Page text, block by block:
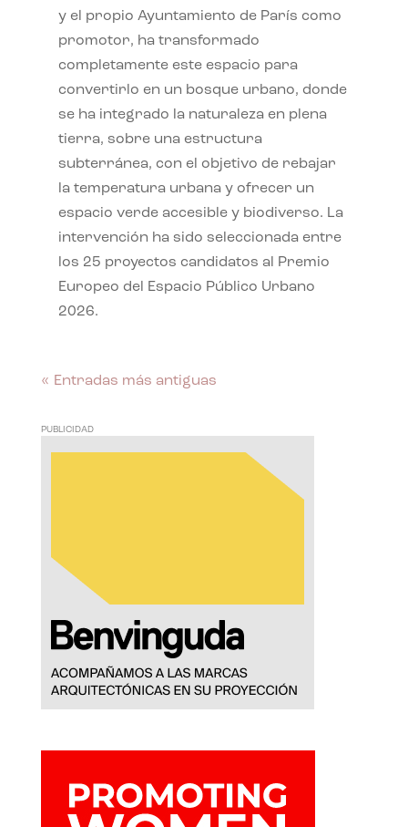
y el propio Ayuntamiento de París como
promotor, ha transformado
completamente este espacio para
convertirlo en un bosque urbano, donde
se ha integrado la naturaleza en plena
tierra, sobre una estructura
subterránea, con el objetivo de rebajar
la temperatura urbana y ofrecer un
espacio verde accesible y biodiverso. La
intervención ha sido seleccionada entre
los 25 proyectos candidatos al Premio
Europeo del Espacio Público Urbano
2026.
« Entradas más antiguas
PUBLICIDAD